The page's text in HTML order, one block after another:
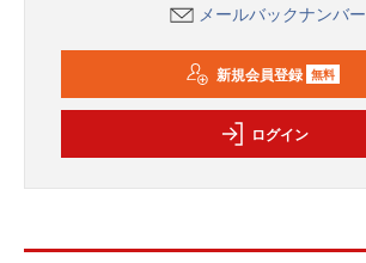
メールバックナンバー
新規会員登録 無料
ログイン